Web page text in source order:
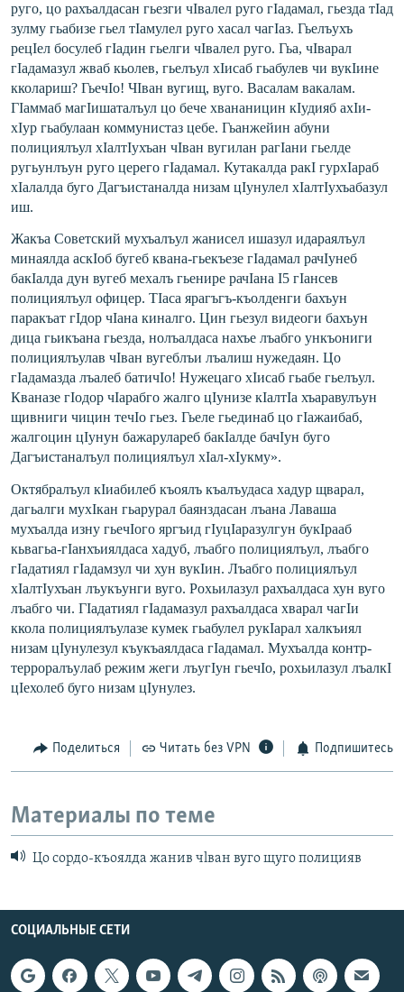
руго, цо рахъалдасан гьезги чIвалел руго гIадамал, гьезда тIад
зулму гьабизе гьел тIамулел руго хасал чагIаз. Гьелъухъ
рецIел босулеб гIадин гьелги чIвалел руго. Гьа, чIварал
гIадамазул жваб кьолев, гьелъул хIисаб гьабулев чи вукIине
кколариш? ГьечIо! ЧIван вугищ, вуго. Васалам вакалам.
ГIаммаб магIишаталъул цо бече хвананицин кIудияб ахIи-
хIур гьабулаан коммунистаз цебе. Гьанжейин абуни
полициялъул хIалтIухъан чIван вугилан рагIани гьелде
ругьунлъун руго церего гIадамал. Кутакалда ракI гурхIараб
хIалалда буго Дагъистаналда низам цIунулел хIалтIухъабазул
иш.
Жакъа Советский мухъалъул жанисел ишазул идараялъул
минаялда аскIоб бугеб квана-гьекъезе гIадамал рачIунеб
бакIалда дун вугеб мехалъ гьенире рачIана I5 гIансев
полициялъул офицер. ТIаса ярагъгъ-къолденги бахъун
паракъат гIдор чIана киналго. Цин гьезул видеоги бахъун
дица гьикъана гьезда, нолъалдаса нахъе лъабго ункъониги
полициялъулав чIван вугеблъи лъалиш нужедаян. Цо
гIадамазда лъалеб батичIо! Нужецаго хIисаб гьабе гьелъул.
Кваназе гIодор чIарабго жалго цIунизе кIалтIа хъаравулъун
щивниги чицин течIо гьез. Гьеле гьединаб цо гIажаибаб,
жалгоцин цIунун бажарулареб бакIалде бачIун буго
Дагъистаналъул полициялъул хIал-хIукму».
Октябралъул кIиабилеб къоялъ къалъудаса хадур щварал,
дагьалги мухIкан гьарурал баянздасан лъана Лаваша
мухъалда изну гьечIого яргъид гIуцIаразулгун букIрааб
кьвагьа-гIанхъиялдаса хадуб, лъабго полициялъул, лъабго
гIадатиял гIадамзул чи хун вукIин. Лъабго полициялъул
хIалтIухъан лъукъунги вуго. Рохьилазул рахъалдаса хун вуго
лъабго чи. ГIадатиял гIадамазул рахъалдаса хварал чагIи
ккола полициялъулазе кумек гьабулел рукIарал халкъиял
низам цIунулезул къукъаялдаса гIадамал. Мухъалда контр-
терроралъулаб режим жеги лъугIун гьечIо, рохьилазул лъалкI
цIехолеб буго низам цIунулез.
Поделиться Читать без VPN Подпишитесь
Материалы по теме
Цо сордо-къоялда жанив чlван вуго щуго полицияв
СОЦИАЛЬНЫЕ СЕТИ